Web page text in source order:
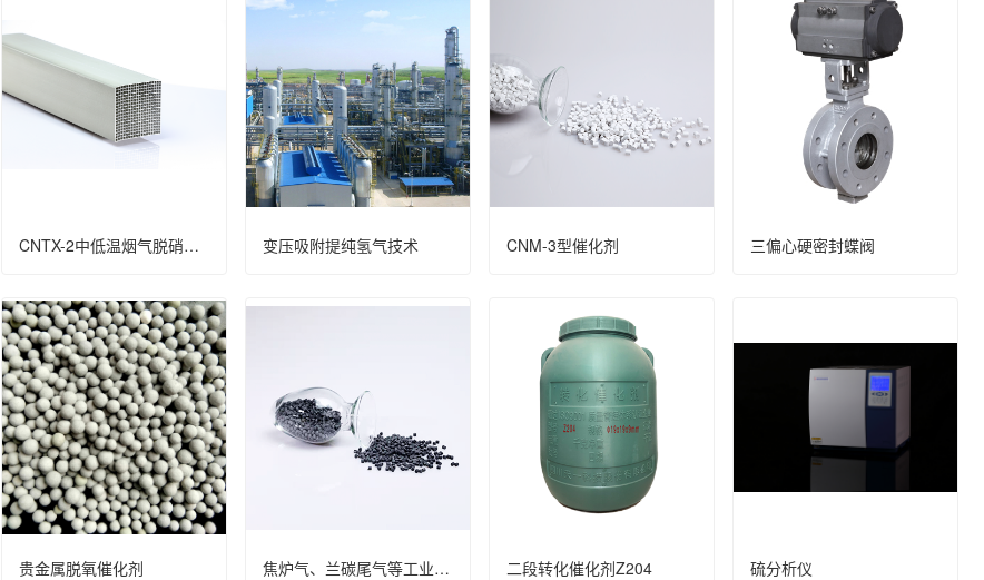
CNTX-2中低温烟气脱硝催化剂 变压吸附提纯氢气技术 CNM-3型催化剂 三偏心硬密封蝶阀
贵金属脱氧催化剂 焦炉气、兰碳尾气等工业排放气甲烷化催化剂 二段转化催化剂Z204 硫分析仪